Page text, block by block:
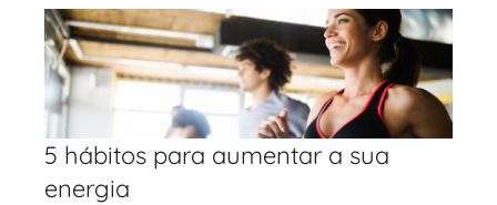
5 hábitos para aumentar a sua
energia